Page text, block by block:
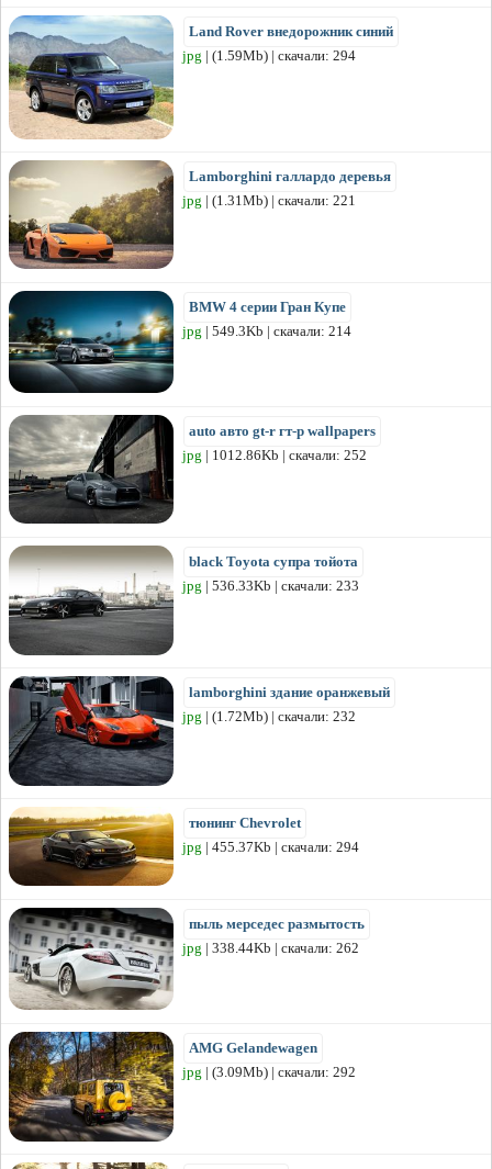
Land Rover внедорожник синий
jpg | (1.59Mb) | скачали: 294
Lamborghini галлардо деревья
jpg | (1.31Mb) | скачали: 221
BMW 4 серии Гран Купе
jpg | 549.3Kb | скачали: 214
auto авто gt-r гт-р wallpapers
jpg | 1012.86Kb | скачали: 252
black Toyota супра тойота
jpg | 536.33Kb | скачали: 233
lamborghini здание оранжевый
jpg | (1.72Mb) | скачали: 232
тюнинг Chevrolet
jpg | 455.37Kb | скачали: 294
пыль мерседес размытость
jpg | 338.44Kb | скачали: 262
AMG Gelandewagen
jpg | (3.09Mb) | скачали: 292